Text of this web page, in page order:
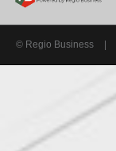
© Regio Business